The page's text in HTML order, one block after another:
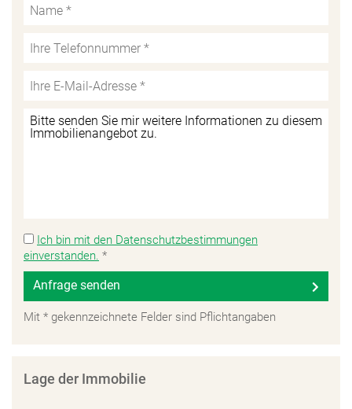
Ich bin mit den Datenschutzbestimmungen
einverstanden. *
Anfrage senden
Mit * gekennzeichnete Felder sind Pflichtangaben
Lage der Immobilie